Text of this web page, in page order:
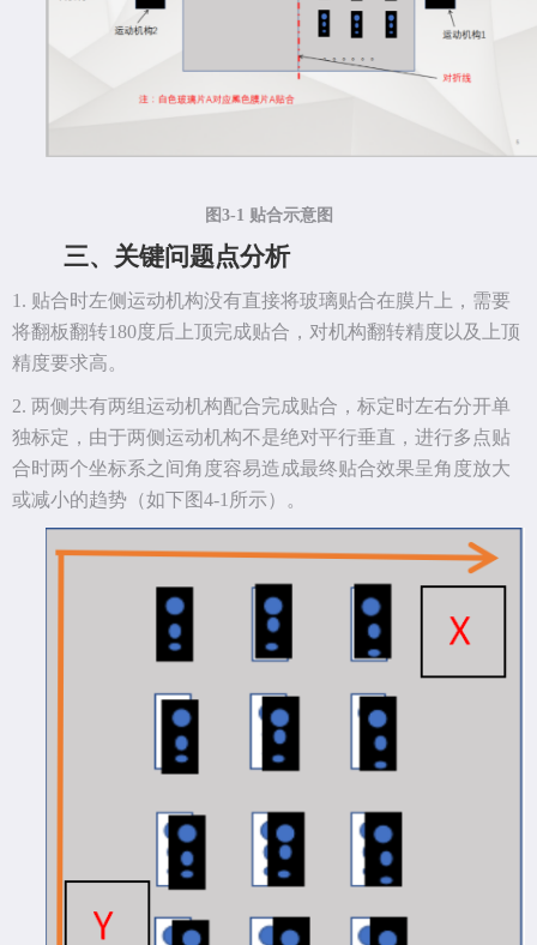
图3-1 贴合示意图
三、 关键问题点分析
1. 贴合时左侧运动机构没有直接将玻璃贴合在膜片上，需要
将翻板翻转180度后上顶完成贴合，对机构翻转精度以及上顶
精度要求高。
2. 两侧共有两组运动机构配合完成贴合，标定时左右分开单
独标定，由于两侧运动机构不是绝对平行垂直，进行多点贴
合时两个坐标系之间角度容易造成最终贴合效果呈角度放大
或减小的趋势（如下图4-1 所示）。